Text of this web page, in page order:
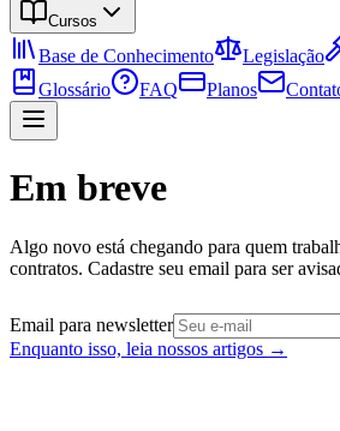
Cursos
Base de Conhecimento Legislação
Glossário
FAQ Planos
Em breve
Algo novo está chegando para quem
contratos. Cadastre seu email para ser
Email para newsletter
Enquanto isso, leia nossos artigos →